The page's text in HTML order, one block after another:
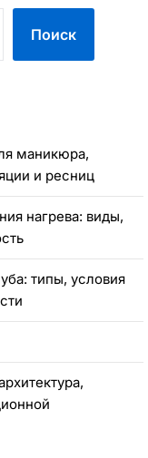
Поиск
маникюра,
и ресниц
нагрева: виды,
типы, условия